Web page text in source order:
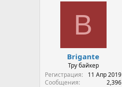
B
Brigante
Тру байкер
Регистрация
11 Апр 2019
Сообщения
2,396